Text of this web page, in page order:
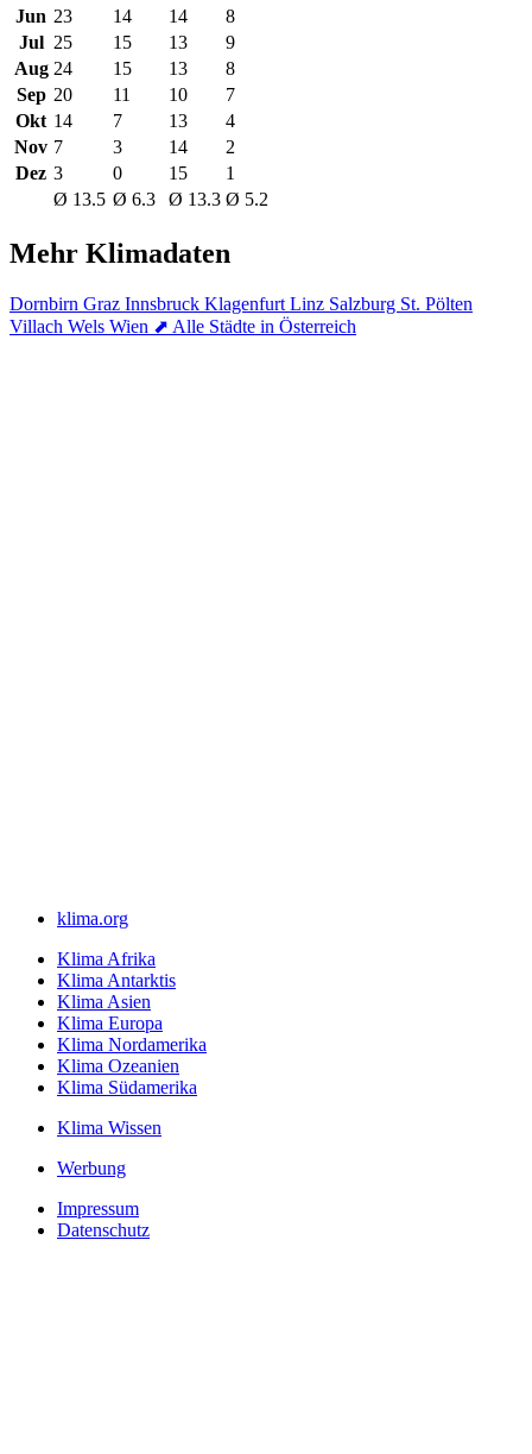
Jun 23 14 14
8
Jul 25 15 13
9
Aug 24 15 13
8
Sep 20 11 10
7
Okt 14 7 13
4
Nov 7 3 14
2
Dez 3 0 15
1
Ø 13.5 Ø 6.3 Ø 13.3 Ø 5.2
Mehr Klimadaten
Dornbirn Graz Innsbruck Klagenfurt Linz Salzburg St. Pölten
Villach Wels Wien ⬈ Alle Städte in Österreich
klima.org
Klima Afrika
Klima Antarktis
Klima Asien
Klima Europa
Klima Nordamerika
Klima Ozeanien
Klima Südamerika
Klima Wissen
Werbung
Impressum
Datenschutz